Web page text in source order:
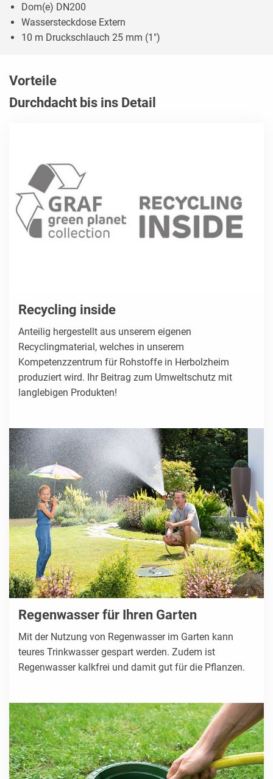
Dom(e) DN200
Wassersteckdose Extern
10 m Druckschlauch 25 mm (1")
Vorteile
Durchdacht bis ins Detail
Recycling inside
Anteilig hergestellt aus unserem eigenen
Recyclingmaterial, welches in unserem
Kompetenzzentrum für Rohstoffe in Herbolzheim
produziert wird. Ihr Beitrag zum Umweltschutz mit
langlebigen Produkten!
Regenwasser für Ihren Garten
Mit der Nutzung von Regenwasser im Garten kann
teures Trinkwasser gespart werden. Zudem ist
Regenwasser kalkfrei und damit gut für die Pflanzen.